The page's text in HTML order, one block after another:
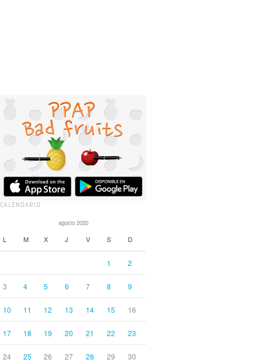
CALENDARIO
agosto 2020
L M X J V S D
1 2
3 4 5 6 7 8 9
10 11 12 13 14 15 16
17 18 19 20 21 22 23
24 25 26 27 28 29 30